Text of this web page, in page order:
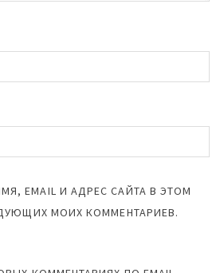
EMAIL И АДРЕС САЙТА В ЭТОМ
МОИХ КОММЕНТАРИЕВ.